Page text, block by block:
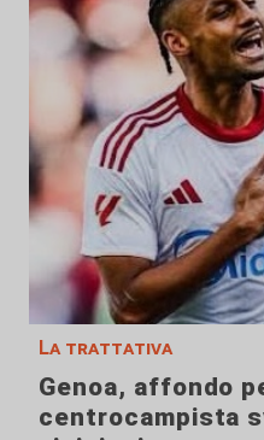
La trattativa
Genoa, affondo
centrocampista